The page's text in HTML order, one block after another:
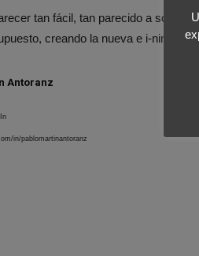
tan fácil, tan parecido a solo
creando la nueva e i-
Antoranz
in/pablomartinantoranz